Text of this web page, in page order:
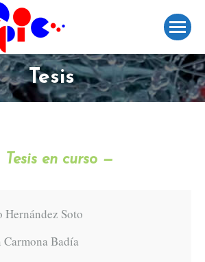
Tesis
Tesis en curso —
Hernández Soto
Carmona Badía